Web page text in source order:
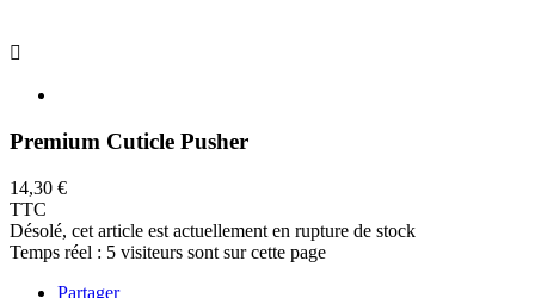

Premium Cuticle Pusher
14,30 €
TTC
Désolé, cet article est actuellement en rupture de stock
Temps réel : 5 visiteurs sont sur cette page
Partager